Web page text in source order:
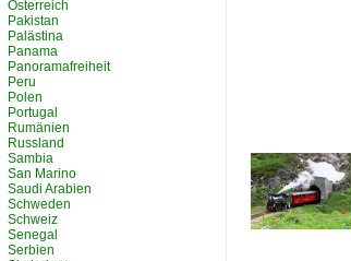
Österreich
Pakistan
Palästina
Panama
Panoramafreiheit
Peru
Polen
Portugal
Rumänien
Russland
Sambia
San Marino
Saudi Arabien
Schweden
Schweiz
Senegal
Serbien